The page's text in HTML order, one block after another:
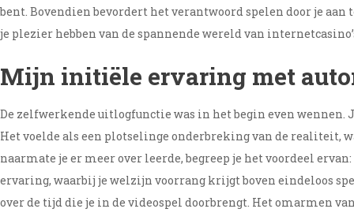
bent. Bovendien bevordert het verantwoord spelen door je
je plezier hebben van de spannende wereld van
Mijn initiële ervaring met
De zelfwerkende uitlogfunctie was in het begin even wennen.
Het voelde als een plotselinge onderbreking van de realiteit,
naarmate je er meer over leerde, begreep je het voordeel
ervaring, waarbij je welzijn voorrang krijgt boven eindeloos
over de tijd die je in de videospel doorbrengt. Het omarmen